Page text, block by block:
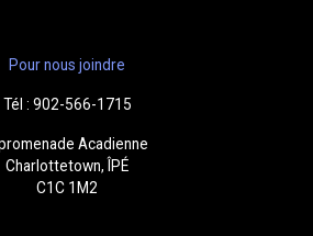
Pour nous joindre
Tél : 902-566-1715
Acadienne
Charlottetown, ÎPÉ
C1C 1M2